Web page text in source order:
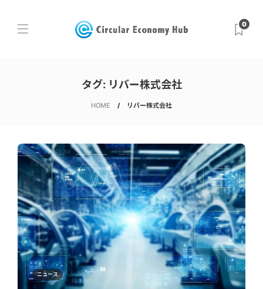
0
タグ: リバー株式会社
HOME リバー株式会社
ニュース